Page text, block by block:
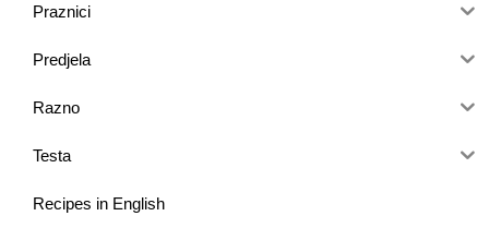
Praznici
Predjela
Razno
Testa
Recipes in English